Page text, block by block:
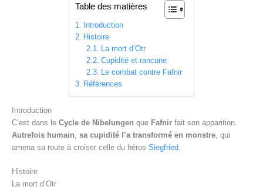
Table des matières
Introduction
Histoire
La mort d’Otr
Cupidité et rancune
Le combat contre Fafnir
Références
Introduction
C’est dans le Cycle de Nibelungen que Fafnir fait son apparition.
Autrefois humain sa cupidité l’a transformé en monstre , qui
amena sa route à croiser celle du héros Siegfried
Histoire
La mort d’Otr